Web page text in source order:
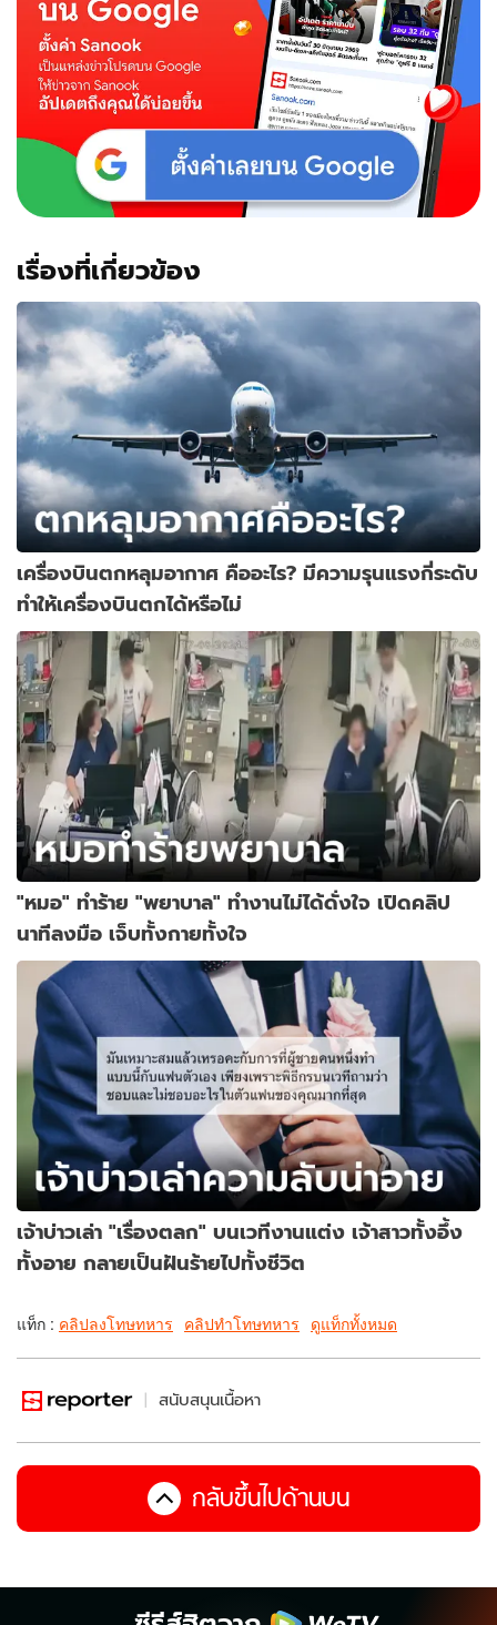
เรื่องที่เกี่ยวข้อง
เครื่องบินตกหลุมอากาศ คืออะไร? มีความรุนแรงกี่ระดับ
ทำให้เครื่องบินตกได้หรือไม่
"หมอ" ทำร้าย "พยาบาล" ทำงานไม่ได้ดั่งใจ เปิดคลิป
นาทีลงมือ เจ็บทั้งกายทั้งใจ
เจ้าบ่าวเล่า "เรื่องตลก" บนเวทีงานแต่ง เจ้าสาวทั้งอึ้ง
ทั้งอาย กลายเป็นฝันร้ายไปทั้งชีวิต
แท็ก : คลิปลงโทษทหาร คลิปทำโทษทหาร ดูแท็กทั้งหมด
สนับสนุนเนื้อหา
กลับขึ้นไปด้านบน